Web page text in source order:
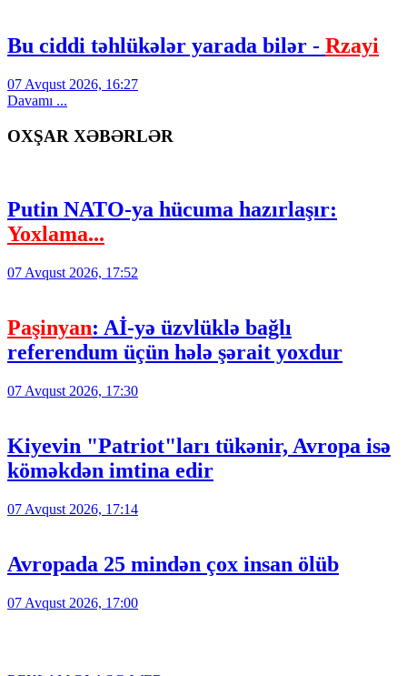
Bu ciddi təhlükələr yarada bilər - Rzayi
07 Avqust 2026, 16:27
Davamı ...
OXŞAR XƏBƏRLƏR
Putin NATO-ya hücuma hazırlaşır:
Yoxlama...
07 Avqust 2026, 17:52
Paşinyan: Aİ-yə üzvlüklə bağlı
referendum üçün hələ şərait yoxdur
07 Avqust 2026, 17:30
Kiyevin "Patriot"ları tükənir, Avropa isə
köməkdən imtina edir
07 Avqust 2026, 17:14
Avropada 25 mindən çox insan ölüb
07 Avqust 2026, 17:00